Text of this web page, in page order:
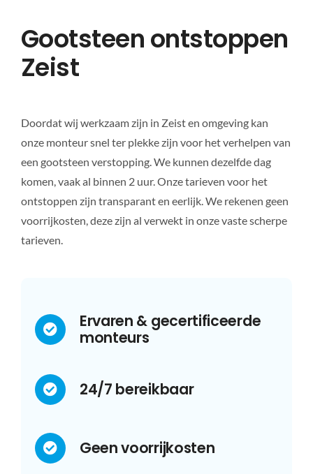
Gootsteen ontstoppen
Zeist
Doordat wij werkzaam zijn in Zeist en omgeving kan
onze monteur snel ter plekke zijn voor het verhelpen van
een gootsteen verstopping. We kunnen dezelfde dag
komen, vaak al binnen 2 uur. Onze tarieven voor het
ontstoppen zijn transparant en eerlijk. We rekenen geen
voorrijkosten, deze zijn al verwekt in onze vaste scherpe
tarieven.
Ervaren & gecertificeerde
monteurs
24/7 bereikbaar
Geen voorrijkosten